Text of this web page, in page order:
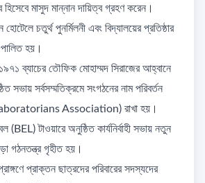
হিসেবে মাসুদ মান্নান দায়িত্ব গ্রহণ করেন।
চতুর্থ পুনর্মিলনী এবং বিদ্যালয়ের প্রতিষ্ঠার
হয়।
ব্যাচের তৌফিক মোহাম্মদ সিরাজের আহ্বানে
সভায় সর্বসম্মতিক্রমে সংগঠনের নাম পরিবর্তন
Association) রাখা হয়।
টাওয়ারে অনুষ্ঠিত কার্যনির্বাহী সভায় নতুন
গঠনতন্ত্র গৃহীত হয়।
প্রাক্তন ছাত্রদের পরিবারের সদস্যদের